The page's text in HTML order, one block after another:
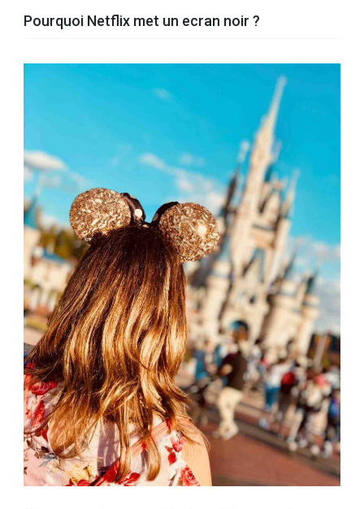
Pourquoi Netflix met un ecran noir ?